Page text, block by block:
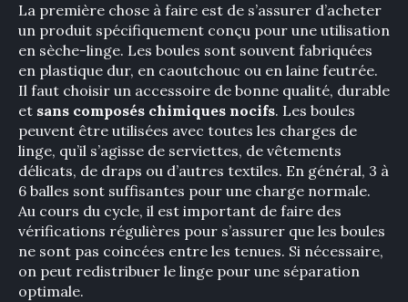
La première chose à faire est de s’assurer d’acheter
un produit spécifiquement conçu pour une utilisation
en sèche-linge. Les boules sont souvent fabriquées
en plastique dur, en caoutchouc ou en laine feutrée.
Il faut choisir un accessoire de bonne qualité, durable
et sans composés chimiques nocifs. Les boules
peuvent être utilisées avec toutes les charges de
linge, qu’il s’agisse de serviettes, de vêtements
délicats, de draps ou d’autres textiles. En général, 3 à
6 balles sont suffisantes pour une charge normale.
Au cours du cycle, il est important de faire des
vérifications régulières pour s’assurer que les boules
ne sont pas coincées entre les tenues. Si nécessaire,
on peut redistribuer le linge pour une séparation
optimale.